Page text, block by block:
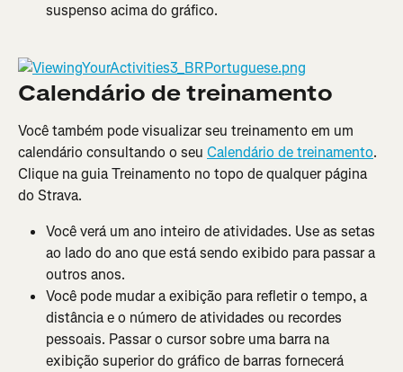
suspenso acima do gráfico.
Calendário de treinamento
Você também pode visualizar seu treinamento em um
calendário consultando o seu Calendário de treinamento.
Clique na guia Treinamento no topo de qualquer página
do Strava.
Você verá um ano inteiro de atividades. Use as setas
ao lado do ano que está sendo exibido para passar a
outros anos.
Você pode mudar a exibição para refletir o tempo, a
distância e o número de atividades ou recordes
pessoais. Passar o cursor sobre uma barra na
exibição superior do gráfico de barras fornecerá